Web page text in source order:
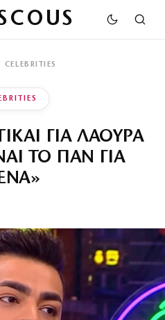
CELEBRITIES
ΓΙΑ ΛΑΟΥΡΑ
ΤΟ ΠΑΝ ΓΙΑ